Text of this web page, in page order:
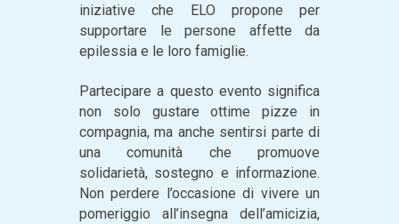
iniziative che ELO propone per
supportare le persone affette da
epilessia e le loro famiglie.
Partecipare a questo evento significa
non solo gustare ottime pizze in
compagnia, ma anche sentirsi parte di
una comunità che promuove
solidarietà, sostegno e informazione.
Non perdere l’occasione di vivere un
pomeriggio all’insegna dell’amicizia,